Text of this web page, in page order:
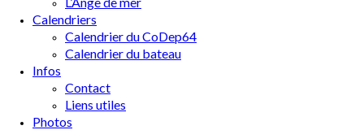
Calendriers
Calendrier du CoDep64
Calendrier du bateau
Infos
Contact
Liens utiles
Photos